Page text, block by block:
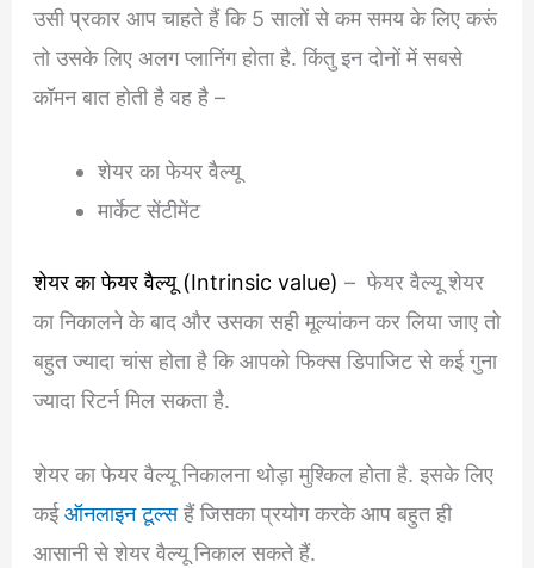
उसी प्रकार आप चाहते हैं कि 5 सालों से कम समय के लिए करूं
तो उसके लिए अलग प्लानिंग होता है. किंतु इन दोनों में सबसे
कॉमन बात होती है वह है –
शेयर का फेयर वैल्यू
मार्केट सेंटीमेंट
शेयर का फेयर वैल्यू (Intrinsic value) – फेयर वैल्यू शेयर
का निकालने के बाद और उसका सही मूल्यांकन कर लिया जाए तो
बहुत ज्यादा चांस होता है कि आपको फिक्स डिपाजिट से कई गुना
ज्यादा रिटर्न मिल सकता है.
शेयर का फेयर वैल्यू निकालना थोड़ा मुश्किल होता है. इसके लिए
कईऑनलाइन टूल्सहैं जिसका प्रयोग करके आप बहुत ही
आसानी से शेयर वैल्यू निकाल सकते हैं.